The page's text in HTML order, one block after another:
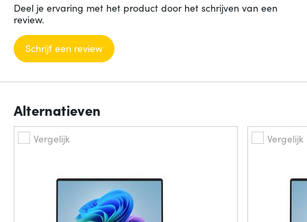
Deel je ervaring met het product door het schrijven van een
review.
Schrijf een review
Alternatieven
Vergelijk Vergelijk